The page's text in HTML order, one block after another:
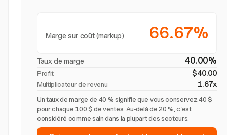
Marge sur coût (markup) 66.67%
Taux de marge 40.00%
Profit $40.00
Multiplicateur de revenu 1.67x
Un taux de marge de 40 % signifie que vous conservez 40 $
pour chaque 100 $ de ventes. Au-delà de 20 %, c'est
considéré comme sain dans la plupart des secteurs.